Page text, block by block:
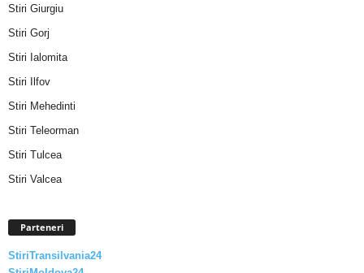
Stiri Giurgiu
Stiri Gorj
Stiri Ialomita
Stiri Ilfov
Stiri Mehedinti
Stiri Teleorman
Stiri Tulcea
Stiri Valcea
Parteneri
StiriTransilvania24